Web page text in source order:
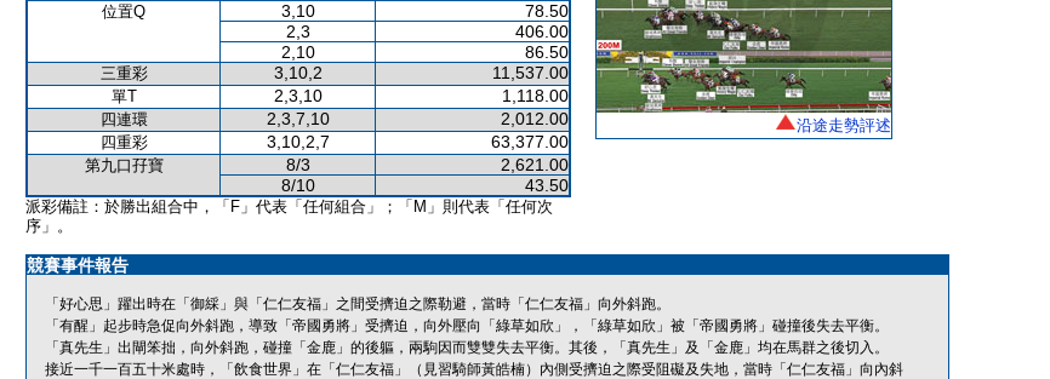
位置Q 3,10
78.50
2,3
406.00
2,10
86.50
三重彩 3,10,2 11,537.00
單T 2,3,10 1,118.00
四連環 2,3,7,10 2,012.00
四重彩 3,10,2,7 63,377.00
第九口孖寶 8/3
2,621.00
8/10
43.50
派彩備註：於勝出組合中，「F」代表「任何組合」；「M」則代表「任何次
序」。
沿途走勢評述
競賽事件報告
「好心思」躍出時在「御綵」與「仁仁友福」之間受擠迫之際勒避，當時「仁仁友福」向外斜跑。
「有醒」起步時急促向外斜跑，導致「帝國勇將」受擠迫，向外壓向「綠草如欣」，「綠草如欣」被「帝國勇將」碰撞後失去平衡。
「真先生」出閘笨拙，向外斜跑，碰撞「金鹿」的後軀，兩駒因而雙雙失去平衡。其後，「真先生」及「金鹿」均在馬群之後切入。
接近一千一百五十米處時，「飲食世界」在「仁仁友福」（見習騎師黃皓楠）內側受擠迫之際受阻礙及失地，當時「仁仁友福」向內斜